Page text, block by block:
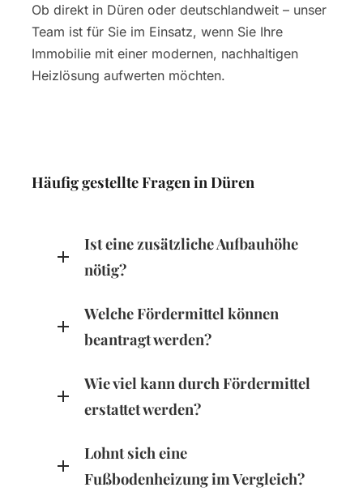
Ob direkt in Düren oder deutschlandweit – unser
Team ist für Sie im Einsatz, wenn Sie Ihre
Immobilie mit einer modernen, nachhaltigen
Heizlösung aufwerten möchten.
Häufig gestellte Fragen in Düren
Ist eine zusätzliche Aufbauhöhe
nötig?
Welche Fördermittel können
beantragt werden?
Wie viel kann durch Fördermittel
erstattet werden?
Lohnt sich eine
Fußbodenheizung im Vergleich?